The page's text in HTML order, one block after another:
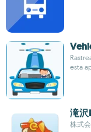
esta
滝沢
株式